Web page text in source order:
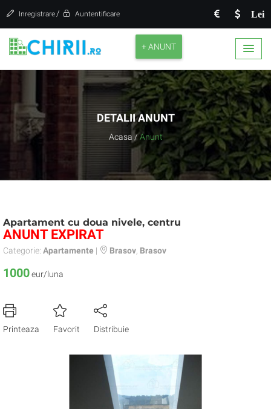
Lei
Inregistrare / Auntentificare
+ ANUNT
DETALII ANUNT
Acasa / Anunt
Apartament cu doua nivele, centru
ANUNT EXPIRAT
Categorie: Apartamente | Brasov Brasov
1000eur/luna
Printeaza Favorit Distribuie